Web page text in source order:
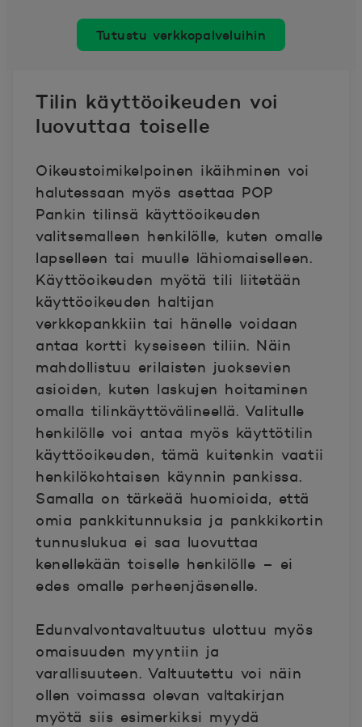
Tutustu verkkopalveluihin
Tilin käyttöoikeuden voi
luovuttaa toiselle
Oikeustoimikelpoinen ikäihminen voi
halutessaan myös asettaa POP
Pankin tilinsä käyttöoikeuden
valitsemalleen henkilölle, kuten omalle
lapselleen tai muulle lähiomaiselleen.
Käyttöoikeuden myötä tili liitetään
käyttöoikeuden haltijan
verkkopankkiin tai hänelle voidaan
antaa kortti kyseiseen tiliin. Näin
mahdollistuu erilaisten juoksevien
asioiden, kuten laskujen hoitaminen
omalla tilinkäyttövälineellä. Valitulle
henkilölle voi antaa myös käyttötilin
käyttöoikeuden, tämä kuitenkin vaatii
henkilökohtaisen käynnin pankissa.
Samalla on tärkeää huomioida, että
omia pankkitunnuksia ja pankkikortin
tunnuslukua ei saa luovuttaa
kenellekään toiselle henkilölle – ei
edes omalle perheenjäsenelle.
Edunvalvontavaltuutus ulottuu myös
omaisuuden myyntiin ja
varallisuuteen. Valtuutettu voi näin
ollen voimassa olevan valtakirjan
myötä siis esimerkiksi myydä